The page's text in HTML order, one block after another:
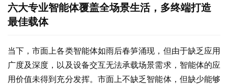
六大专业智能体覆盖全场景生活，多终端打造
最佳载体
当下，市面上各类智能体如雨后春笋涌现，但由于缺乏应用
广度及深度，以及设备交互无法承载场景需求，智能体的应
用价值未得到充分发挥。市面上不缺乏智能体，但缺少能够